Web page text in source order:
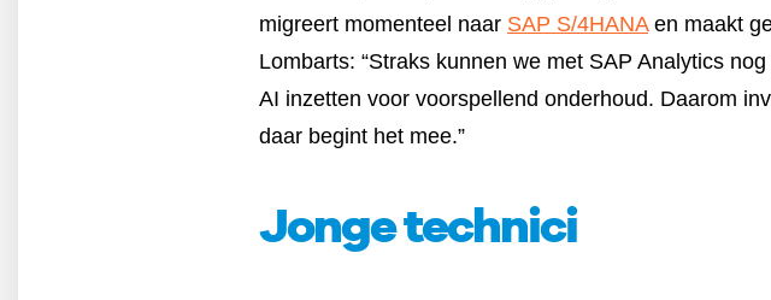
migreert momenteel naar SAP S/4HANAen maakt
Lombarts: “Straks kunnen we met SAP Analytics
AI inzetten voor voorspellend onderhoud. Daarom
daar begint het mee.”
Jonge technici